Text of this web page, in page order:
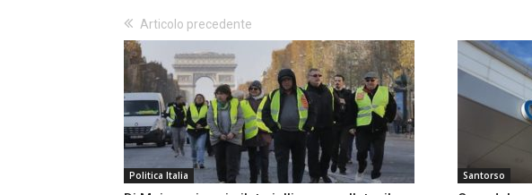
Articolo precedente
Politica Italia Santorso